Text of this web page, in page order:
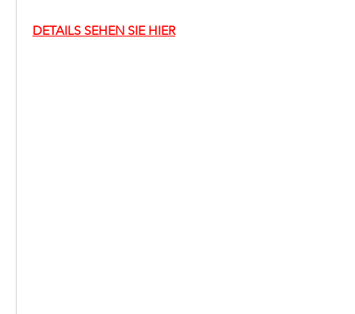
DETAILS SEHEN SIE HIER